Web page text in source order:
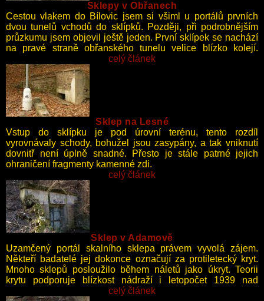
Sklepy v Obřanech
Cestou vlakem do Bílovic jsem si všiml u portálů prvních
dvou tunelů vchodů do sklípků. Později, při podrobnějším
průzkumu jsem objevil ještě jeden. První sklípek se nachází
na pravé straně obřanského tunelu velice blízko kolejí.
Kamenný vstup s cihlovou klenbou v hustém křoví působí
velmi tajemně.
celý článek
Sklep na Lesné
Vstup do sklípku je pod úrovní terénu, tento rozdíl
vyrovnávaly schody, bohužel jsou zasypány, a tak vniknutí
dovnitř není úplně snadné. Přesto je stále patrné jejich
ohraničení fragmenty kamenné zdi.
celý článek
Sklep v Adamově
Uzamčený portál skalního sklepa právem vyvolá zájem.
Někteří badatelé jej dokonce označují za protiletecký kryt.
Mnoho sklepů posloužilo během náletů jako úkryt. Teorii
krytu podporuje blízkost nádraží i letopočet 1939 nad
celý článek